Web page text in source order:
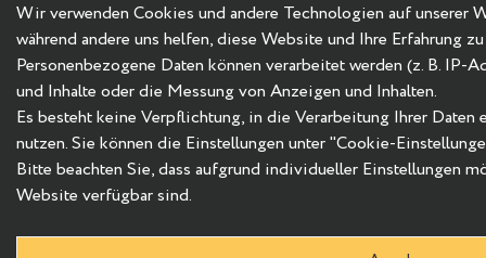
Wir verwenden Cookies und andere Technologien auf unserer
während andere uns helfen, diese Website und Ihre Erfahrung
Personenbezogene Daten können verarbeitet werden (z. B. IP-
und Inhalte oder die Messung von Anzeigen und Inhalten.
Es besteht keine Verpflichtung, in die Verarbeitung Ihrer
nutzen. Sie können die Einstellungen unter "Cookie-
Bitte beachten Sie, dass aufgrund individueller Einstellungen
Website verfügbar sind.